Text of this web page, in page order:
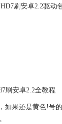
刷安卓2.2驱动
如果还是黄色!号